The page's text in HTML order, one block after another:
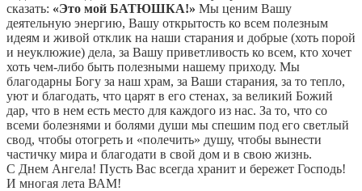
сказать: «Это мой БАТЮШКА!» Мы ценим Вашу
деятельную энергию, Вашу открытость ко всем полезным
идеям и живой отклик на наши старания и добрые (хоть порой
и неуклюжие) дела, за Вашу приветливость ко всем, кто хочет
хоть чем-либо быть полезными нашему приходу. Мы
благодарны Богу за наш храм, за Ваши старания, за то тепло,
уют и благодать, что царят в его стенах, за великий Божий
дар, что в нем есть место для каждого из нас. За то, что со
всеми болезнями и болями души мы спешим под его светлый
свод, чтобы отогреть и «полечить» душу, чтобы вынести
частичку мира и благодати в свой дом и в свою жизнь.
С Днем Ангела! Пусть Вас всегда хранит и бережет Господь!
И многая лета ВАМ!